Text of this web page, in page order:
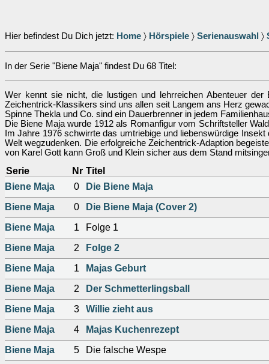
Hier befindest Du Dich jetzt: Home 〉 Hörspiele 〉 Serienauswahl 〉
In der Serie "Biene Maja" findest Du 68 Titel:
Wer kennt sie nicht, die lustigen und lehrreichen Abenteuer
Zeichentrick-Klassikers sind uns allen seit Langem ans Herz
Spinne Thekla und Co. sind ein Dauerbrenner in jedem
Die Biene Maja wurde 1912 als Romanfigur vom Schriftsteller
Im Jahre 1976 schwirrte das umtriebige und liebenswürdige
Welt wegzudenken. Die erfolgreiche Zeichentrick-Adaption
von Karel Gott kann Groß und Klein sicher aus dem Stand
Serie Nr Titel
Biene Maja
0
Die Biene Maja
Biene Maja
0
Die Biene Maja (Cover 2)
Biene Maja
1
Folge 1
Biene Maja
2
Folge 2
Biene Maja
1
Majas Geburt
Biene Maja
2
Der Schmetterlingsball
Biene Maja
3
Willie zieht aus
Biene Maja
4
Majas Kuchenrezept
Biene Maja
5
Die falsche Wespe